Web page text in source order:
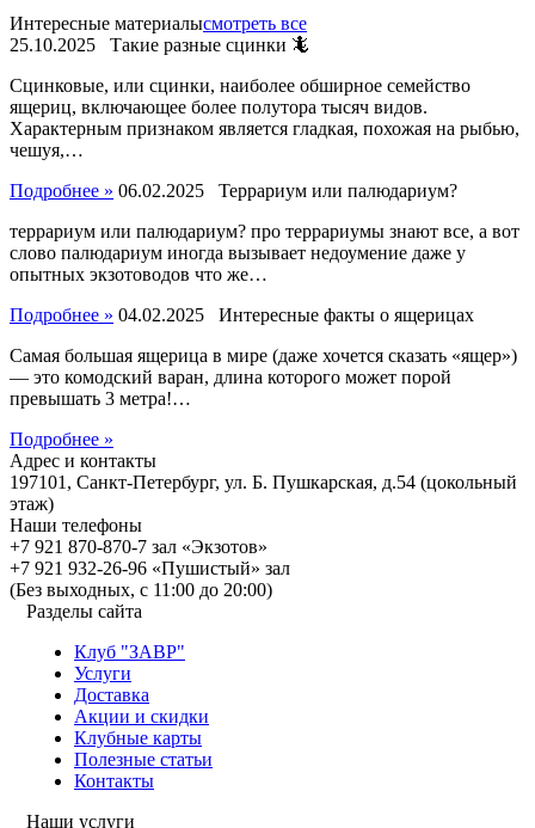
Интересные материалысмотреть все
25.10.2025
Такие разные сцинки 🦎
Сцинковые, или сцинки, наиболее обширное семейство
ящериц, включающее более полутора тысяч видов.
Характерным признаком является гладкая, похожая на рыбью,
чешуя,…
Подробнее » 06.02.2025
Террариум или палюдариум?
террариум или палюдариум? про террариумы знают все, а вот
слово палюдариум иногда вызывает недоумение даже у
опытных экзотоводов что же…
Подробнее » 04.02.2025
Интересные факты о ящерицах
Самая большая ящерица в мире (даже хочется сказать «ящер»)
— это комодский варан, длина которого может порой
превышать 3 метра!…
Подробнее »
Адрес и контакты
197101, Санкт-Петербург, ул. Б. Пушкарская, д.54 (цокольный
этаж)
Наши телефоны
+7 921 870-870-7 зал «Экзотов»
+7 921 932-26-96 «Пушистый» зал
(Без выходных, с 11:00 до 20:00)
Разделы сайта
Клуб "ЗАВР"
Услуги
Доставка
Акции и скидки
Клубные карты
Полезные статьи
Контакты
Наши услуги